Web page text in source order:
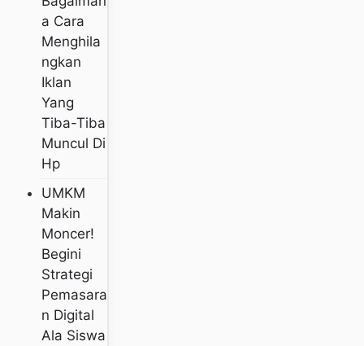
A Cara
Menghila
Ngkan
Iklan
Yang
Tiba-Tiba
Muncul Di
Hp
UMKM
Makin
Moncer!
Begini
Strategi
Pemasara
N Digital
Ala Siswa